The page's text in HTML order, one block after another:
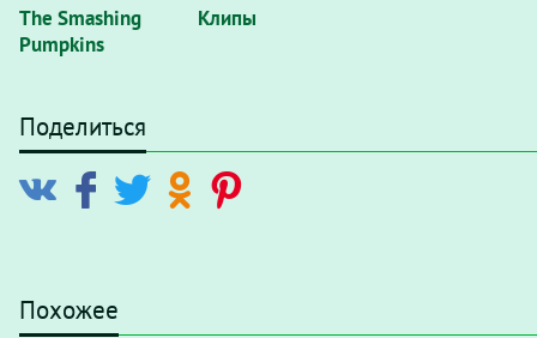
The Smashing
Pumpkins
Клипы
Поделиться
Похожее